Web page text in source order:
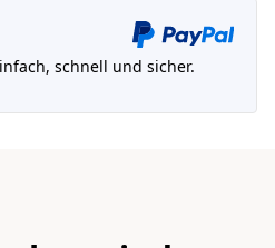
schnell und sicher.